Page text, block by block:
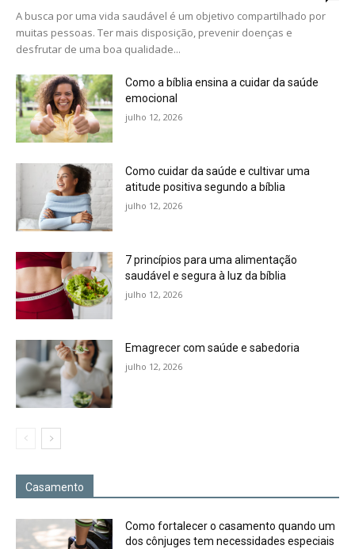
A busca por uma vida saudável é um objetivo compartilhado por
muitas pessoas. Ter mais disposição, prevenir doenças e
desfrutar de uma boa qualidade...
Como a bíblia ensina a cuidar da saúde
emocional
julho 12, 2026
Como cuidar da saúde e cultivar uma
atitude positiva segundo a bíblia
julho 12, 2026
7 princípios para uma alimentação
saudável e segura à luz da bíblia
julho 12, 2026
Emagrecer com saúde e sabedoria
julho 12, 2026
Casamento
Como fortalecer o casamento quando um
dos cônjuges tem necessidades especiais